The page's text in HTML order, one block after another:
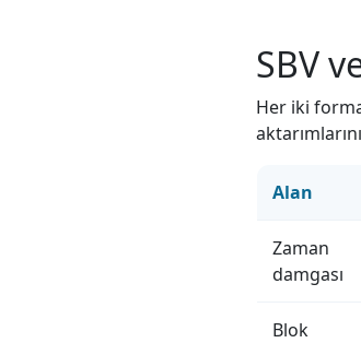
SBV
Her iki
Alan
Zaman
damgası
Blok